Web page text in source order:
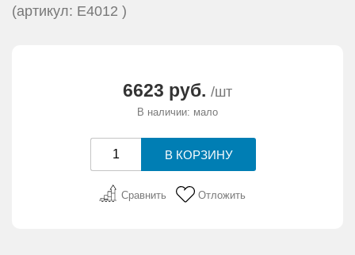
(артикул: E4012 )
6623 руб. /шт
В наличии: мало
Сравнить Отложить
РЕКВИЗИТЫ
СЕРТИФИКАТЫ